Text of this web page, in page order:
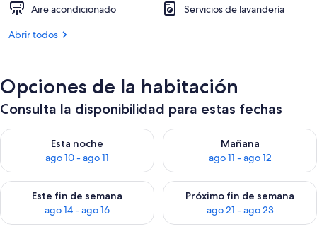
Tienda Premium (Indian) |
Aire acondicionado
Servicios de lavandería
Abrir todos
Opciones de la habitación
Consulta la disponibilidad para estas fechas
Esta noche
ago 10 - ago 11
Consulta la disponibilidad para esta noche, ago 10 - ago 11
Mañana
ago 11 - ago 12
Consulta la disponibilidad
Este fin de semana
ago 14 - ago 16
Consulta la disponibilidad para este fin de semana, ago 14 -
Próximo fin de semana
ago 21 - ago 23
Consulta la disponibilidad